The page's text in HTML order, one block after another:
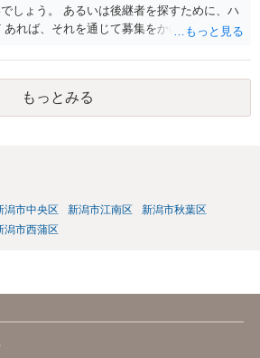
しょう。 あるいは後継者を探すために、ハ
あれば、それを通じて募集をかけてみるか。
もっとみる
潟市中央区 新潟市江南区
新潟市秋葉区
潟市西蒲区